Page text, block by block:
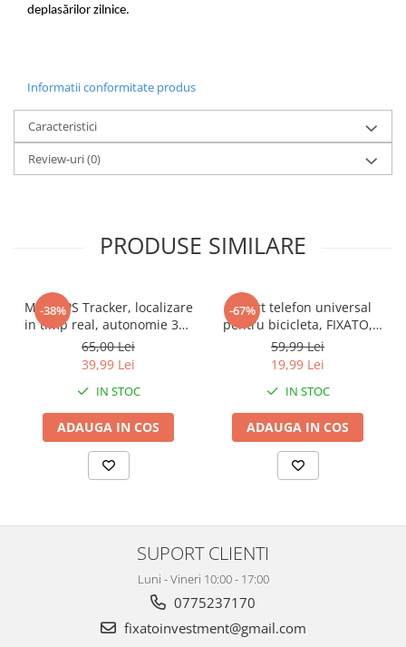
deplasărilor zilnice.
Informatii conformitate produs
Caracteristici
Review-uri(0)
PRODUSE SIMILARE
-38%
Mini GPS Tracker, localizare
in timp real, autonomie 365
zile, compatibil Apple Find
My, rezistent la apa, pentru
masini, copii, animale,
bagaje, negru, FIXATO
65,00 Lei
39,99 Lei
IN STOC
ADAUGA IN COS
-67%
Suport telefon universal
pentru bicicleta, FIXATO,
rotativ 360°, montaj pe
ghidon, silicon, compatibil
bicicleta, scuter, carut,
trotineta, Verde
59,99 Lei
19,99 Lei
IN STOC
ADAUGA IN COS
SUPORT CLIENTI
Luni - Vineri 10:00 - 17:00
0775237170
fixatoinvestment@gmail.com